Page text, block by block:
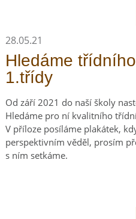
28.05.21
Hledáme
1.třídy
Od září 2021 do naší školy
Hledáme pro ní kvalitního
V příloze posíláme plakátek,
perspektivním věděl, prosím
s ním setkáme.